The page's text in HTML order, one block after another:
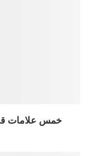
خمس علامات